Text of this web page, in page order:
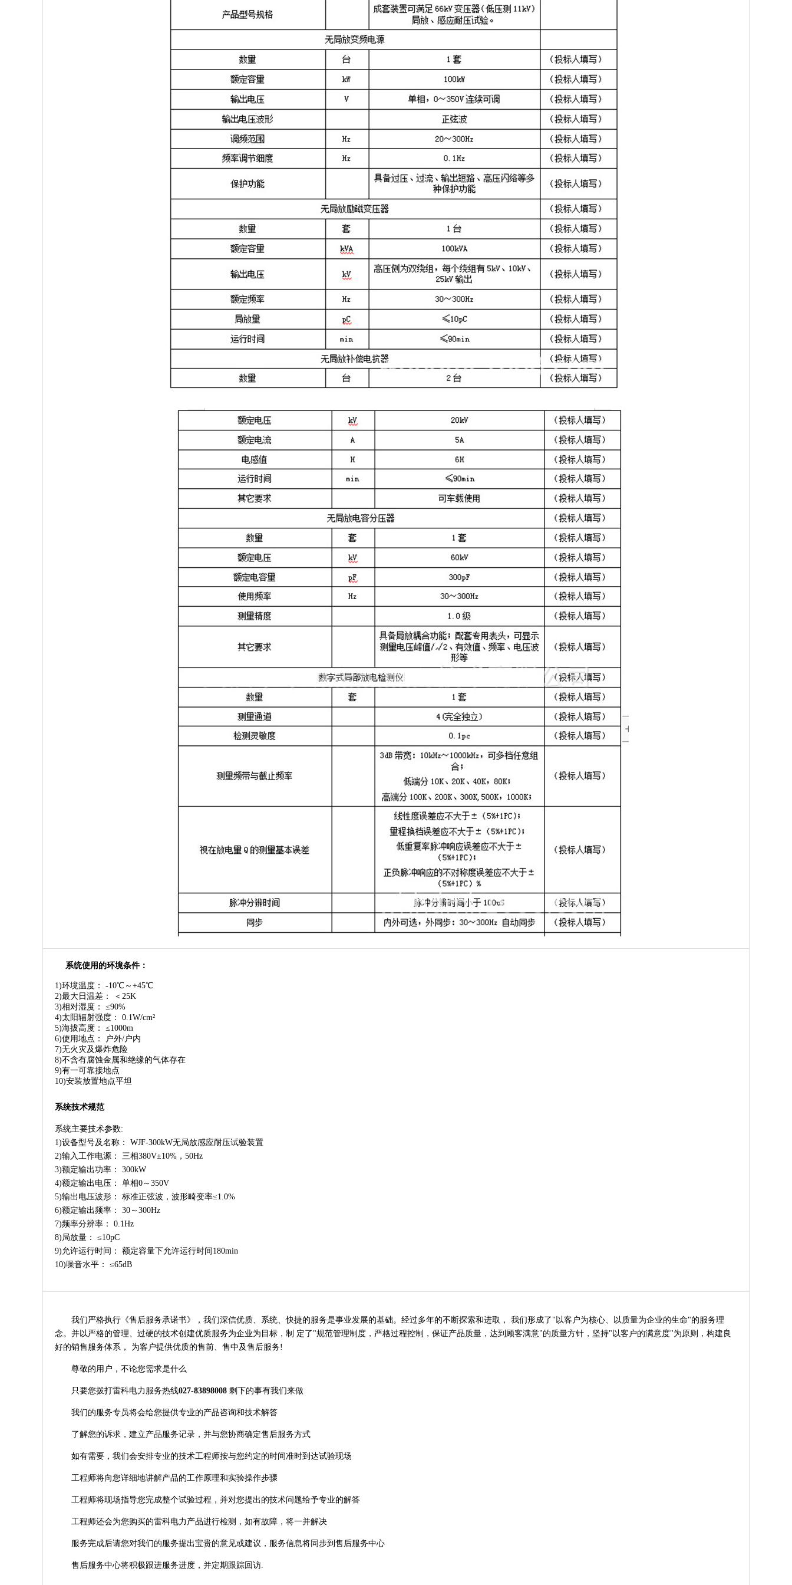
系统使用的环境条件：
1)环境温度： -10℃～+45℃
2)最大日温差： ＜25K
3)相对湿度： ≤90%
4)太阳辐射强度： 0.1W/cm²
5)海拔高度： ≤1000m
6)使用地点： 户外/户内
7)无火灾及爆炸危险
8)不含有腐蚀金属和绝缘的气体存在
9)有一可靠接地点
10)安装放置地点平坦
系统技术规范
系统主要技术参数:
1)设备型号及名称： WJF-300kW无局放感应耐压试验装置
2)输入工作电源： 三相380V±10%，50Hz
3)额定输出功率： 300kW
4)额定输出电压： 单相0～350V
5)输出电压波形： 标准正弦波，波形畸变率≤1.0%
6)额定输出频率： 30～300Hz
7)频率分辨率： 0.1Hz
8)局放量： ≤10pC
9)允许运行时间： 额定容量下允许运行时间180min
10)噪音水平： ≤65dB
我们严格执行《售后服务承诺书》，我们深信优质、系统、快捷的服务是事业发展的基础。经过多年的不断探索和进取， 我们形成了"以客户为核心、以质量为企业的生命"的服务理
念。并以严格的管理、过硬的技术创建优质服务为企业为目标，制 定了"规范管理制度，严格过程控制，保证产品质量，达到顾客满意"的质量方针，坚持"以客户的满意度"为原则，构建良
好的销售服务体系， 为客户提供优质的售前、售中及售后服务!
尊敬的用户，不论您需求是什么
只要您拨打雷科电力服务热线027-83898008 剩下的事有我们来做
我们的服务专员将会给您提供专业的产品咨询和技术解答
了解您的诉求，建立产品服务记录，并与您协商确定售后服务方式
如有需要，我们会安排专业的技术工程师按与您约定的时间准时到达试验现场
工程师将向您详细地讲解产品的工作原理和实验操作步骤
工程师将现场指导您完成整个试验过程，并对您提出的技术问题给予专业的解答
工程师还会为您购买的雷科电力产品进行检测，如有故障，将一并解决
服务完成后请您对我们的服务提出宝贵的意见或建议，服务信息将同步到售后服务中心
售后服务中心将积极跟进服务进度，并定期跟踪回访.